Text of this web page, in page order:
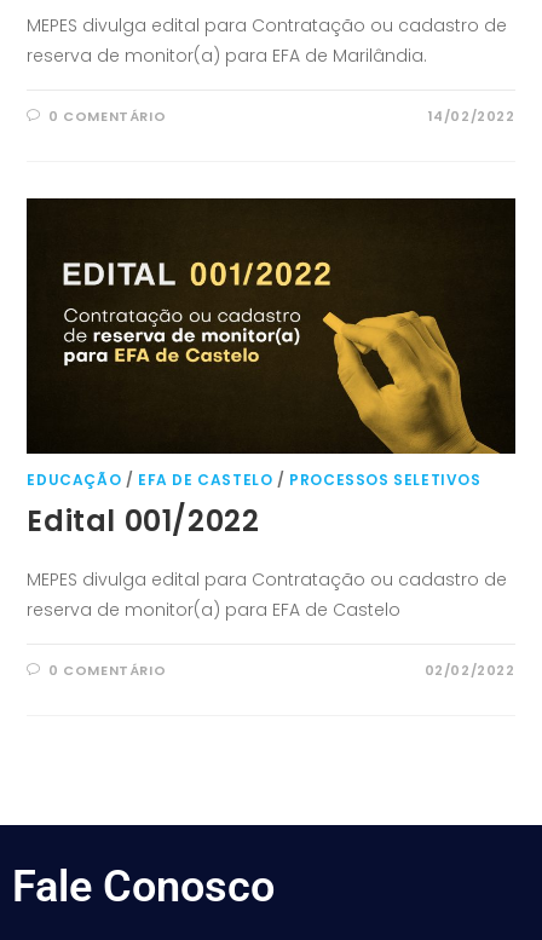
MEPES divulga edital para Contratação ou cadastro de
reserva de monitor(a) para EFA de Marilândia.
0 COMENTÁRIO 14/02/2022
EDUCAÇÃO / EFA DE CASTELO / PROCESSOS SELETIVOS
Edital 001/2022
MEPES divulga edital para Contratação ou cadastro de
reserva de monitor(a) para EFA de Castelo
0 COMENTÁRIO 02/02/2022
Fale Conosco